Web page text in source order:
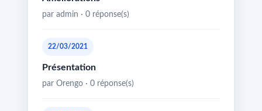
par admin · 0 réponse(s)
22/03/2021
Présentation
par Orengo · 0 réponse(s)